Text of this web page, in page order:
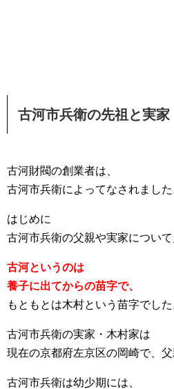
古河市兵衛の先祖と実家
古河財閥の創業者は、
古河市兵衛によってなされました
はじめに
古河市兵衛の父親や実家について
古河というのは
養子に出てからの苗字で、
もともとは木村という苗字でした
古河市兵衛の実家・木村家は
現在の京都府左京区の岡崎で、父
古河市兵衛は幼少期には、